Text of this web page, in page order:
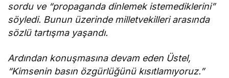
sordu ve “propaganda dinlemek istemediklerini”
söyledi. Bunun üzerinde milletvekilleri arasında
sözlü tartışma yaşandı.
Ardından konuşmasına devam eden Üstel,
“Kimsenin basın özgürlüğünü kısıtlamıyoruz.”